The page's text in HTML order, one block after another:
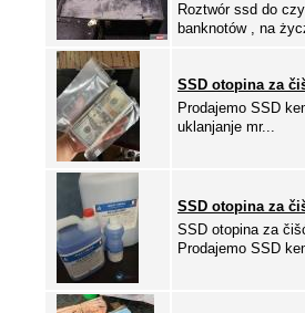
Roztwór ssd do
banknotów , na
SSD otopina za
Prodajemo SSD
uklanjanje mr...
SSD otopina za
SSD otopina za
Prodajemo SSD